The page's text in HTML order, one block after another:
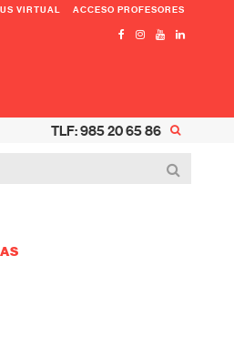
VIRTUAL ACCESO PROFESORES
TLF: 985 20 65 86